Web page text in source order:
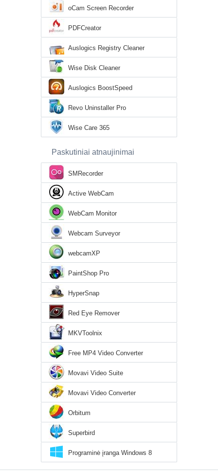
oCam Screen Recorder
PDFCreator
Auslogics Registry Cleaner
Wise Disk Cleaner
Auslogics BoostSpeed
Revo Uninstaller Pro
Wise Care 365
Paskutiniai atnaujinimai
SMRecorder
Active WebCam
WebCam Monitor
Webcam Surveyor
webcamXP
PaintShop Pro
HyperSnap
Red Eye Remover
MKVToolnix
Free MP4 Video Converter
Movavi Video Suite
Movavi Video Converter
Orbitum
Superbird
Programinė įranga Windows 8